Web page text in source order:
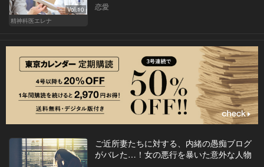
Vol.10
精神科医エレナ
恋愛
ご近所妻たちに対する、内緒の愚痴ブログ
がバレた…！女の悪行を暴いた意外な人物